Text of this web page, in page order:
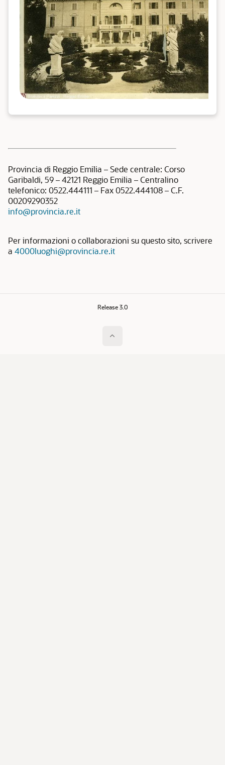
Provincia di Reggio Emilia – Sede centrale: Corso
Garibaldi, 59 – 42121 Reggio Emilia – Centralino
telefonico: 0522.444111 – Fax 0522.444108 – C.F.
00209290352
info@provincia.re.it
Per informazioni o collaborazioni su questo sito, scrivere
a 4000luoghi@provincia.re.it
Release 3.0